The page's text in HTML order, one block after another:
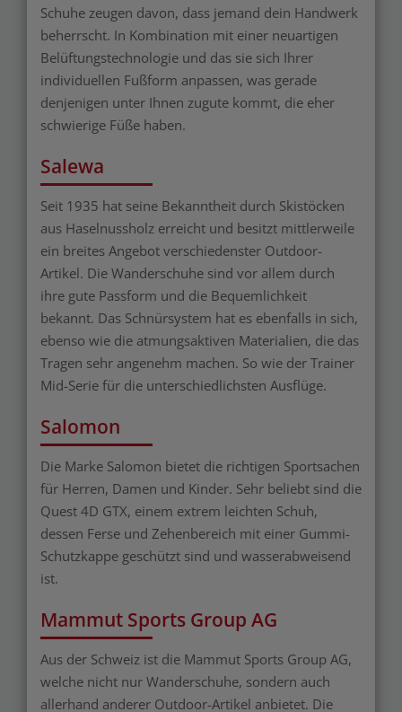
Schuhe zeugen davon, dass jemand dein Handwerk
beherrscht. In Kombination mit einer neuartigen
Belüftungstechnologie und das sie sich Ihrer
individuellen Fußform anpassen, was gerade
denjenigen unter Ihnen zugute kommt, die eher
schwierige Füße haben.
Salewa
Seit 1935 hat seine Bekanntheit durch Skistöcken
aus Haselnussholz erreicht und besitzt mittlerweile
ein breites Angebot verschiedenster Outdoor-
Artikel. Die Wanderschuhe sind vor allem durch
ihre gute Passform und die Bequemlichkeit
bekannt. Das Schnürsystem hat es ebenfalls in sich,
ebenso wie die atmungsaktiven Materialien, die das
Tragen sehr angenehm machen. So wie der Trainer
Mid-Serie für die unterschiedlichsten Ausflüge.
Salomon
Die Marke Salomon bietet die richtigen Sportsachen
für Herren, Damen und Kinder. Sehr beliebt sind die
Quest 4D GTX, einem extrem leichten Schuh,
dessen Ferse und Zehenbereich mit einer Gummi-
Schutzkappe geschützt sind und wasserabweisend
ist.
Mammut Sports Group AG
Aus der Schweiz ist die Mammut Sports Group AG,
welche nicht nur Wanderschuhe, sondern auch
allerhand anderer Outdoor-Artikel anbietet. Die